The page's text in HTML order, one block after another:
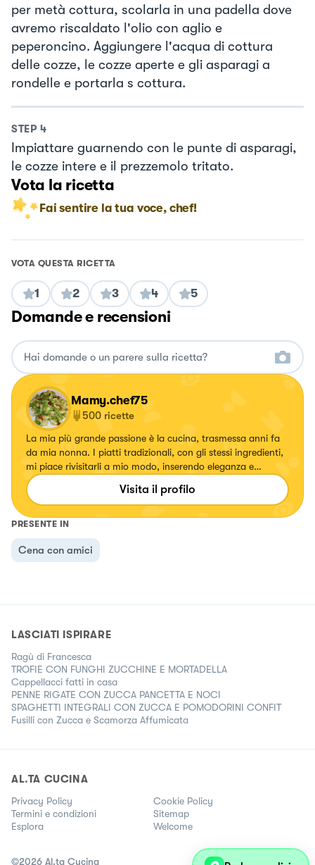
per metà cottura, scolarla in una padella dove
avremo riscaldato l'olio con aglio e
peperoncino. Aggiungere l'acqua di cottura
delle cozze, le cozze aperte e gli asparagi a
rondelle e portarla s cottura.
STEP 4
Impiattare guarnendo con le punte di asparagi,
le cozze intere e il prezzemolo tritato.
Vota la ricetta
Fai sentire la tua voce, chef!
VOTA QUESTA RICETTA
1 2 3 4 5
Domande e recensioni
Mamy.chef75
500 ricette
La mia più grande passione è la cucina, trasmessa anni fa
da mia nonna. I piatti tradizionali, con gli stessi ingredienti,
mi piace rivisitarli a mio modo, inserendo eleganza e
specialmente colori. Ogni volta che creo un piatto mi
emoziono e vorrei tanto emozionare anche voi.
Visita il profilo
PRESENTE IN
Cena con amici
LASCIATI ISPIRARE
Ragù di Francesca
TROFIE CON FUNGHI ZUCCHINE E MORTADELLA
Cappellacci fatti in casa
PENNE RIGATE CON ZUCCA PANCETTA E NOCI
SPAGHETTI INTEGRALI CON ZUCCA E POMODORINI CONFIT
Fusilli con Zucca e Scamorza Affumicata
AL.TA CUCINA
Privacy Policy
Cookie Policy
Termini e condizioni
Sitemap
Esplora
Welcome
©2026 Al.ta Cucina